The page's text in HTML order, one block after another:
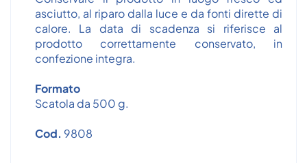
asciutto, al riparo dalla luce e da fonti dirette di
calore. La data di scadenza si riferisce al
prodotto correttamente conservato, in
confezione integra.
Formato
Scatola da 500 g.
Cod. 9808